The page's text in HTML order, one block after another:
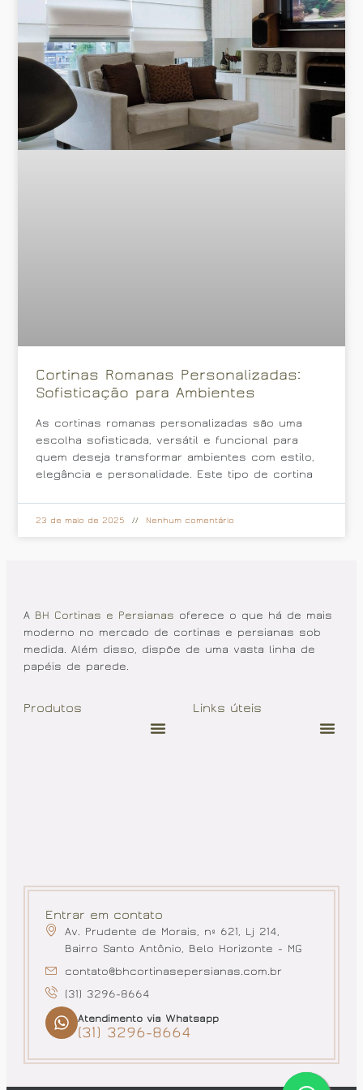
Cortinas Romanas Personalizadas:
Sofisticação para Ambientes
As cortinas romanas personalizadas são uma
escolha sofisticada, versátil e funcional para
quem deseja transformar ambientes com estilo,
elegância e personalidade. Este tipo de cortina
23 de maio de 2025 Nenhum comentário
A BH Cortinas e Persianas oferece o que há de mais
moderno no mercado de cortinas e persianas sob
medida. Além disso, dispõe de uma vasta linha de
papéis de parede.
Produtos Links úteis
Entrar em contato
Av. Prudente de Morais, nº 621, Lj 214,
Bairro Santo Antônio, Belo Horizonte - MG
contato@bhcortinasepersianas.com.br
(31) 3296-8664
Atendimento via Whatsapp
(31) 3296-8664